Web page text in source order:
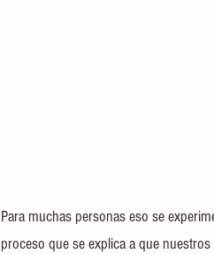
Para muchas personas eso se
proceso que se explica a que